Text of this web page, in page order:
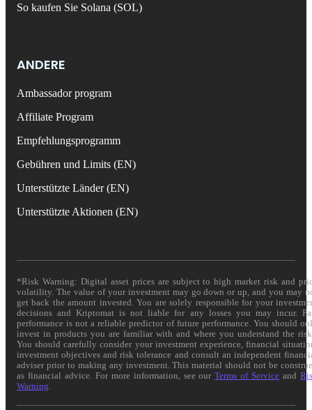
So kaufen Sie Solana (SOL)
ANDERE
Ambassador program
Affiliate Program
Empfehlungsprogramm
Gebühren und Limits (EN)
Unterstützte Länder (EN)
Unterstützte Aktionen (EN)
*Risk Warning: Digital asset prices are subject to high market risk and
volatility. The value of your investment may go down or up, and you may
get back the amount invested. You are solely responsible for your
decisions and Kriptomat is not liable for any losses you may incur.
performance is not a reliable predictor of future performance. You should
invest in products you are familiar with and where you understand the
You should carefully consider your investment experience, financial
investment objectives and risk tolerance and consult an independent
adviser prior to making any investment. This material should not be
as financial advice. For more information, see ourTerms of Service and
Warning